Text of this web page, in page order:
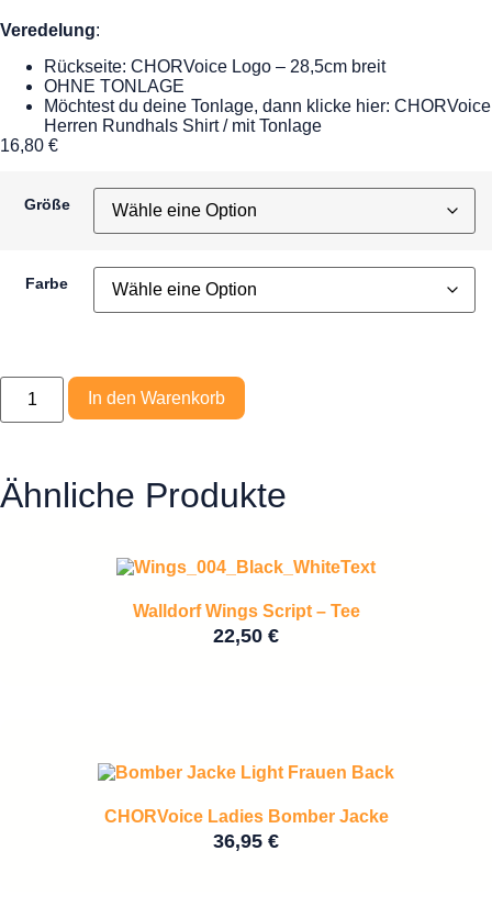
Veredelung:
Rückseite: CHORVoice Logo – 28,5cm breit
OHNE TONLAGE
Möchtest du deine Tonlage, dann klicke hier: CHORVoice
Herren Rundhals Shirt / mit Tonlage
16,80 €
Größe
Farbe
In den Warenkorb
Ähnliche Produkte
Walldorf Wings Script – Tee
22,50 €
CHORVoice Ladies Bomber Jacke
36,95 €